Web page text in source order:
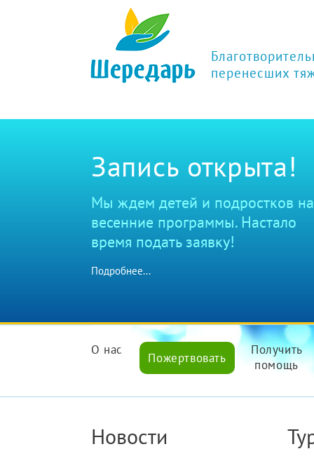
перенесших
Запись открыта!
Мы ждем детей и подростков на
весенние программы. Настало
время подать заявку!
Подробнее...
О нас
Пожертвовать
Получить
помощь
Новости